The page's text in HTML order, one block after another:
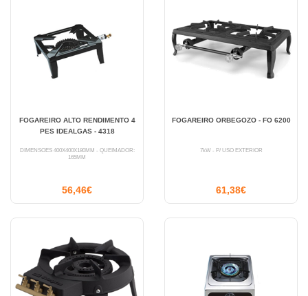
FOGAREIRO ALTO RENDIMENTO 4
PES IDEALGAS - 4318
DIMENSÕES 400X400X180MM - QUEIMADOR:
165MM
56,46€
FOGAREIRO ORBEGOZO - FO 6200
7kW - P/ USO EXTERIOR
61,38€